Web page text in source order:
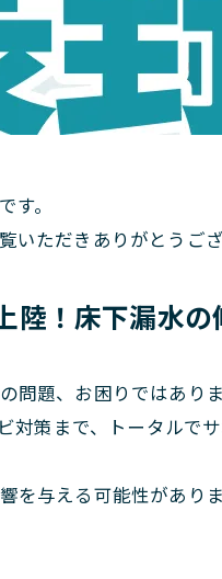
。
ただきありがとうござ
陸！床下漏水
問題、お困りではあ
策まで、トータルでサ
を与える可能性があ